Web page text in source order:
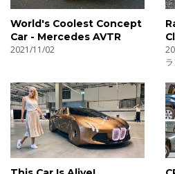
World's Coolest Concept
Car - Mercedes AVTR
2021/11/02